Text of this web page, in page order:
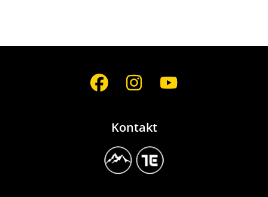
Social
Media
Kontakt
Image